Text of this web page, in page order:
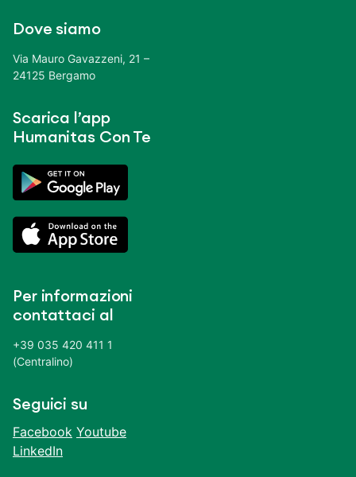
Dove siamo
Via Mauro Gavazzeni, 21 –
24125 Bergamo
Scarica l’app
Humanitas Con Te
Per informazioni
contattaci al
+39 035 420 411 1
(Centralino)
Seguici su
Facebook Youtube
LinkedIn